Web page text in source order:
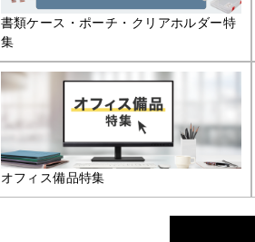
書類ケース・ポーチ・クリアホルダー特
集
オフィス備品特集